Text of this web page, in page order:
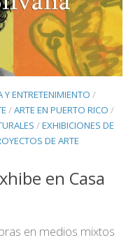
Y ENTRETENIMIENTO /
/ARTE EN PUERTO RICO /
/EXHIBICIONES DE
DE ARTE
en Casa
en medios mixtos